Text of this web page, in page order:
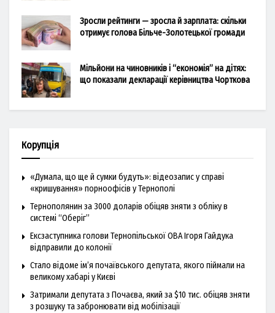
Зросли рейтинги — зросла й зарплата: скільки
отримує голова Більче-Золотецької громади
Мільйони на чиновників і “економія” на дітях:
що показали декларації керівництва Чорткова
Корупція
«Думала, що ще й сумки будуть»: відеозапис у справі
«кришування» порноофісів у Тернополі
Тернополянин за 3000 доларів обіцяв зняти з обліку в
системі “Оберіг”
Ексзаступника голови Тернопільської ОВА Ігоря Гайдука
відправили до колонії
Стало відоме ім’я почаївського депутата, якого піймали на
великому хабарі у Києві
Затримали депутата з Почаєва, який за $10 тис. обіцяв зняти
з розшуку та забронювати від мобілізації